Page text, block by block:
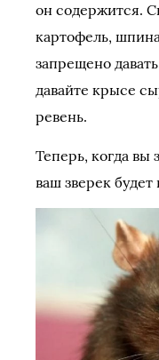
он содержится.
картофель,
запрещено
давайте крысе
ревень.
Теперь, когда вы
ваш зверек